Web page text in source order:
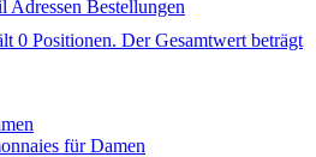
Adressen Bestellungen
0 Positionen. Der Gesamtwert beträgt
für Damen